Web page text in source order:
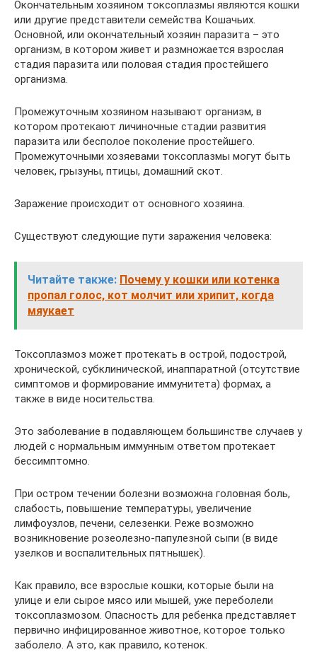
Окончательным хозяином токсоплазмы являются кошки
или другие представители семейства Кошачьих.
Основной, или окончательный хозяин паразита – это
организм, в котором живет и размножается взрослая
стадия паразита или половая стадия простейшего
организма.
Промежуточным хозяином называют организм, в
котором протекают личиночные стадии развития
паразита или бесполое поколение простейшего.
Промежуточными хозяевами токсоплазмы могут быть
человек, грызуны, птицы, домашний скот.
Заражение происходит от основного хозяина.
Существуют следующие пути заражения человека:
Читайте также: Почему у кошки или котенка
пропал голос, кот молчит или хрипит, когда
мяукает
Токсоплазмоз может протекать в острой, подострой,
хронической, субклинической, инаппаратной (отсутствие
симптомов и формирование иммунитета) формах, а
также в виде носительства.
Это заболевание в подавляющем большинстве случаев у
людей с нормальным иммунным ответом протекает
бессимптомно.
При остром течении болезни возможна головная боль,
слабость, повышение температуры, увеличение
лимфоузлов, печени, селезенки. Реже возможно
возникновение розеолезно-папулезной сыпи (в виде
узелков и воспалительных пятнышек).
Как правило, все взрослые кошки, которые были на
улице и ели сырое мясо или мышей, уже переболели
токсоплазмозом. Опасность для ребенка представляет
первично инфицированное животное, которое только
заболело. А это, как правило, котенок.